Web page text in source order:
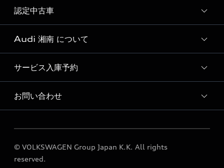
試乗車・展示車一覧
新車検索
認定中古車
Audi認定中古車検索
Audi 湘南 について
Audi 湘南 店舗情報
Audi 湘南 運営会社概要
定期点検 / 車検 料金表
サービス入庫予約
Audi 湘南 サービス入庫予約
お問い合わせ
各種お問い合わせ
© VOLKSWAGEN Group Japan K.K. All rights
reserved.